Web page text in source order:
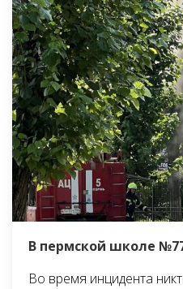
В пермской школе
Во время инцидента